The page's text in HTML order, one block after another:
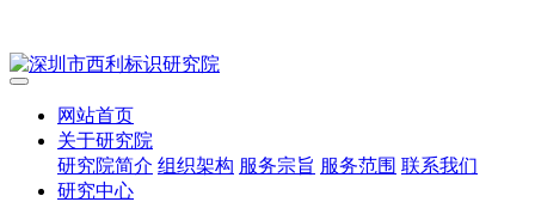
网站首页
关于研究院
研究院简介 组织架构 服务宗旨 服务范围 联系我们
研究中心